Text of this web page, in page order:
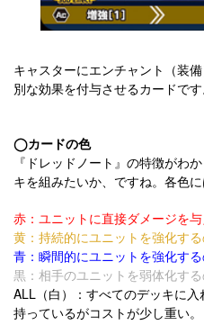
キャスターにエンチャント（装
別な効果を付与させるカードです
◯カードの色
『ドレッドノート』の特徴がわ
キを組みたいか、ですね。各色
赤：ユニットに直接ダメージを与
黄：持続的にユニットを強化する
青：瞬間的にユニットを強化する
黒：相手のユニットを弱体化する
ALL（白）：すべてのデッキに
持っているがコストが少し重い。